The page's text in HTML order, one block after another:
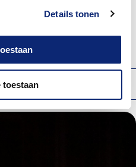
Details tonen
toestaan
Energiehuis Dordrecht
16:00